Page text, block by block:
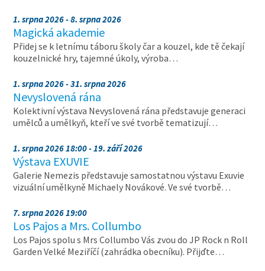
1. srpna 2026 - 8. srpna 2026
Magická akademie
Přidej se k letnímu táboru školy čar a kouzel, kde tě čekají
kouzelnické hry, tajemné úkoly, výroba…
1. srpna 2026 - 31. srpna 2026
Nevyslovená rána
Kolektivní výstava Nevyslovená rána představuje generaci
umělců a umělkyň, kteří ve své tvorbě tematizují…
1. srpna 2026 18:00 - 19. září 2026
Výstava EXUVIE
Galerie Nemezis představuje samostatnou výstavu Exuvie
vizuální umělkyně Michaely Novákové. Ve své tvorbě…
7. srpna 2026 19:00
Los Pajos a Mrs. Collumbo
Los Pajos spolu s Mrs Collumbo Vás zvou do JP Rock n Roll
Garden Velké Meziříčí (zahrádka obecníku). Přijďte…